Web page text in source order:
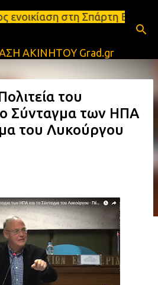
κύριο περιεχόμενο
Ενοικιάσεις
ΑΚΙΝΗΤΟΥ Grad.gr
του
Σύνταγμα των ΗΠΑ
του Λυκούργου